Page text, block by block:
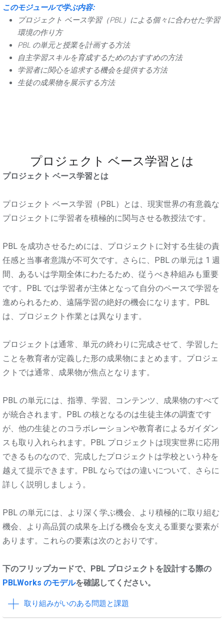
このモジュールで学ぶ内容:
プロジェクト ベース学習（PBL）による個々に合わせた学習
環境の作り方
PBL の単元と授業を計画する方法
自主学習スキルを育成するためのおすすめの方法
学習者に関心を追求する機会を提供する方法
生徒の成果物を展示する方法
プロジェクト ベース学習とは
プロジェクト ベース学習とは
プロジェクト ベース学習（PBL）とは、現実世界の有意義な
プロジェクトに学習者を積極的に関与させる教授法です。
PBL を成功させるためには、プロジェクトに対する生徒の責
任感と当事者意識が不可欠です。さらに、PBL の単元は 1 週
間、あるいは学期全体にわたるため、従うべき枠組みも重要
です。PBL では学習者が主体となって自分のペースで学習を
進められるため、遠隔学習の絶好の機会になります。PBL
は、プロジェクト作業とは異なります。
プロジェクトは通常、単元の終わりに完成させて、学習した
ことを教育者が定義した形の成果物にまとめます。プロジェ
クトでは通常、成果物が焦点となります。
PBL の単元には、指導、学習、コンテンツ、成果物のすべて
が統合されます。PBL の核となるのは生徒主体の調査です
が、他の生徒とのコラボレーションや教育者によるガイダン
スも取り入れられます。PBL プロジェクトは現実世界に応用
できるものなので、完成したプロジェクトは学校という枠を
越えて提示できます。PBL ならではの違いについて、さらに
詳しく説明しましょう。
PBL の単元には、より深く学ぶ機会、より積極的に取り組む
機会、より高品質の成果を上げる機会を支える重要な要素が
あります。これらの要素は次のとおりです。
下のフリップカードで、PBL プロジェクトを設計する際の
PBLWorks のモデルを確認してください。
取り組みがいのある問題と課題